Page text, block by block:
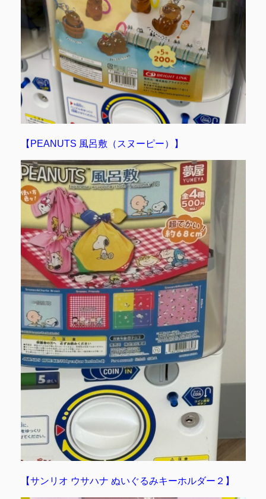
【PEANUTS 風呂敷（スヌーピー）】
【サンリオ ウサハナ ぬいぐるみキーホルダー２】